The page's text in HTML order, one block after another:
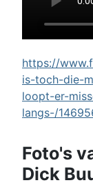
https://
is-toch-die-
loopt-er-
langs-/
Foto's
Dick